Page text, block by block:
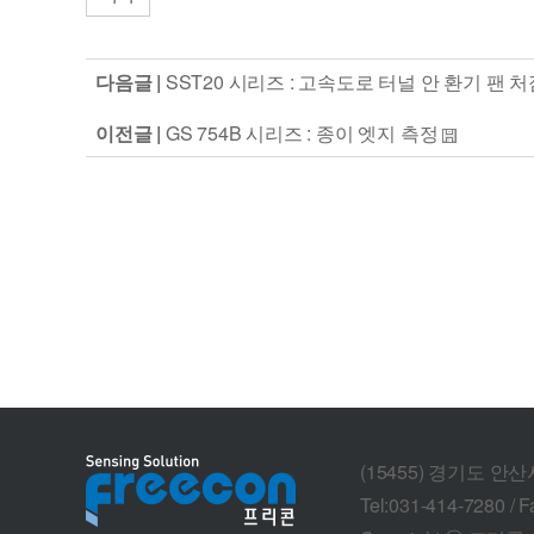
다음글 | SST20 시리즈 : 고속도로 터널 안 환기 팬
이전글 | GS 754B 시리즈 : 종이 엣지 측정
(15455) 경기도 안
Tel:031-414-7280 /